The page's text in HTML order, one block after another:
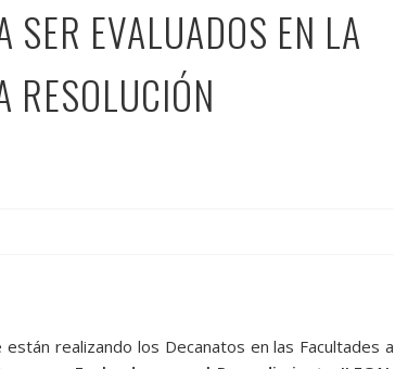
SER EVALUADOS EN LA
RESOLUCIÓN
realizando los Decanatos en las Facultades a